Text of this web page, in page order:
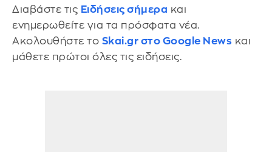
Διαβάστε τις Ειδήσεις σήμερα και
ενημερωθείτε για τα πρόσφατα νέα.
Ακολουθήστε το Skai.gr στο Google News και
μάθετε πρώτοι όλες τις ειδήσεις.